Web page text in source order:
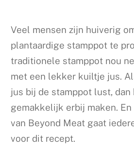
Veel mensen zijn huiverig
plantaardige stamppot te
traditionele stamppot nou
met een lekker kuiltje jus.
jus bij de stamppot lust, dan
gemakkelijk erbij maken.
van Beyond Meat gaat
voor dit recept.